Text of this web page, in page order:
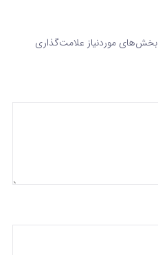
بخش‌های موردنیاز علامت‌گذاری